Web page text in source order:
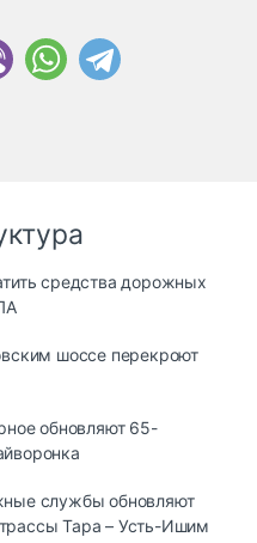
средства дорожных
шоссе перекроют
обновляют 65-
службы обновляют
Тара – Усть-Ишим